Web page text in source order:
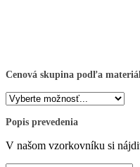
Cenová skupina podľa
Popis prevedenia
V našom vzorkovníku si